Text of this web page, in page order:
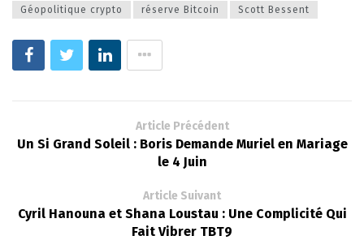
Géopolitique crypto
réserve Bitcoin Scott Bessent
Article Précédent
Un Si Grand Soleil : Boris Demande Muriel en Mariage
le 4 Juin
Article Suivant
Cyril Hanouna et Shana Loustau : Une Complicité Qui
Fait Vibrer TBT9